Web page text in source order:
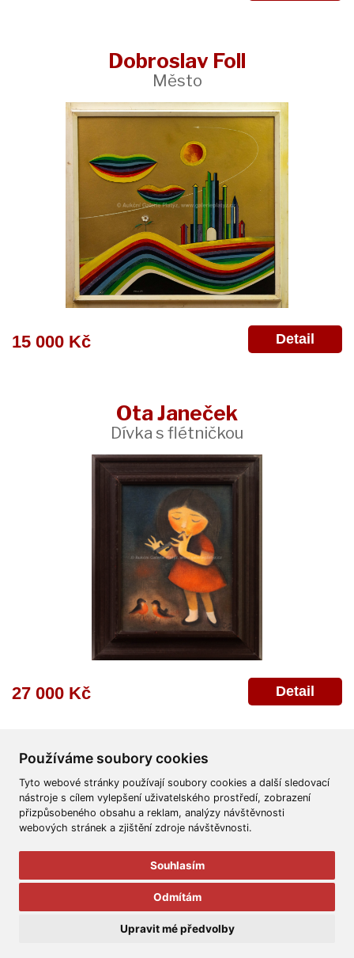
Používáme soubory cookies
Tyto webové stránky používají soubory cookies a další sledovací
nástroje s cílem vylepšení uživatelského prostředí, zobrazení
přizpůsobeného obsahu a reklam, analýzy návštěvnosti
webových stránek a zjištění zdroje návštěvnosti.
Souhlasím
Odmítám
Upravit mé předvolby
Dobroslav Foll
Město
15 000 Kč Detail
Ota Janeček
Dívka s flétničkou
27 000 Kč Detail
Všeobecné obchodní podmínky Reklamační řád
Ochrana osobních údajů
Aukční Galerie Platýz
Všechna práva vyhrazena.